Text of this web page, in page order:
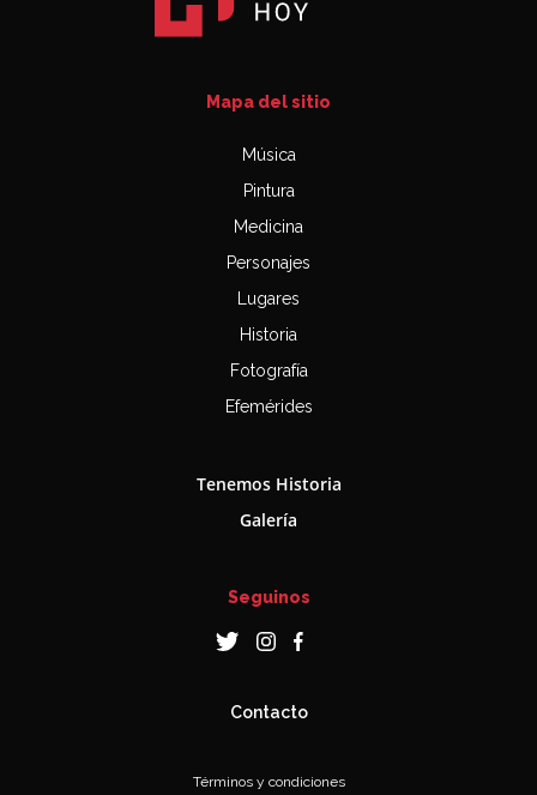
Mapa del sitio
Música
Pintura
Medicina
Personajes
Lugares
Historia
Fotografía
Efemérides
Tenemos Historia
Galería
Seguinos
Contacto
Términos y condiciones